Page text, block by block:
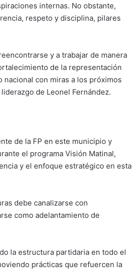
internas. No obstante,
respeto y disciplina, pilares
y a trabajar de manera
de la representación
con miras a los próximos
de Leonel Fernández.
de la FP en este municipio y
el programa Visión Matinal,
y el enfoque estratégico en esta
debe canalizarse con
como adelantamiento de
la estructura partidaria en todo el
prácticas que refuercen la